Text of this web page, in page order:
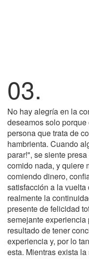
03.
No hay alegría en la
deseamos solo
persona que trata de
hambrienta. Cuando
parar!", se siente
comido nada, y quiere
comiendo dinero,
satisfacción a la
realmente la
presente de felicidad
semejante
resultado de tener
experiencia y, por lo
esta. Mientras exista